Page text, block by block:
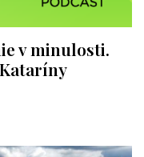
v minulosti.